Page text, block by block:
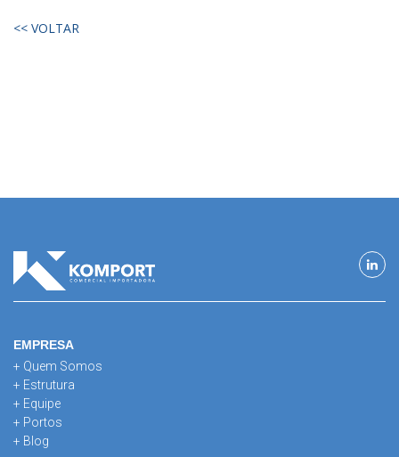
<< VOLTAR
EMPRESA
+ Quem Somos
+ Estrutura
+ Equipe
+ Portos
+ Blog